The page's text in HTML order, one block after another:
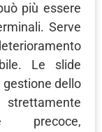
più essere
Serve
Le slide
dello
precoce,